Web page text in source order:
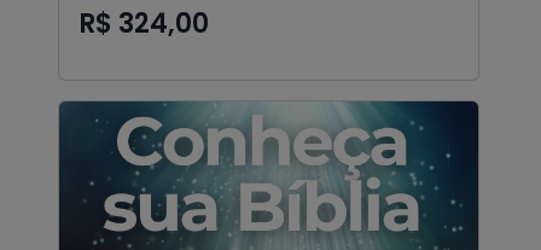
R$ 324,00